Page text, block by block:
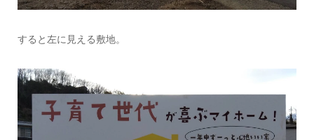
すると左に見える敷地。